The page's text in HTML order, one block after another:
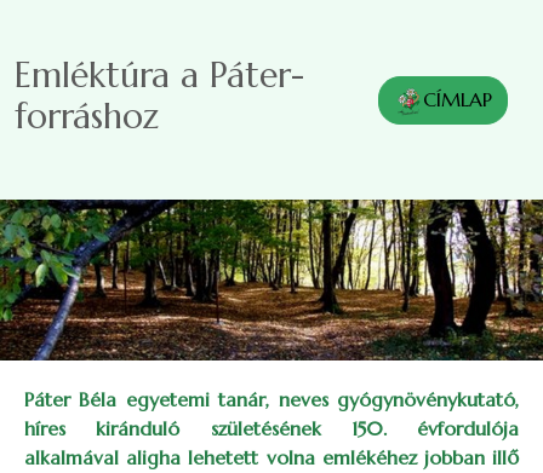
Emléktúra a Páter-
forráshoz
CÍMLAP
Páter Béla egyetemi tanár, neves gyógynövénykutató,
híres kiránduló születésének 150. évfordulója
alkalmával aligha lehetett volna emlékéhez jobban illő